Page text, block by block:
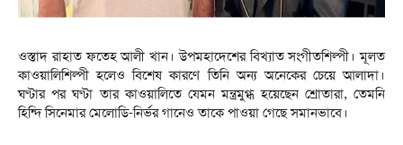
ওস্তাদ রাহাত ফতেহ আলী খান। উপমহাদেশের বিখ্যাত সংগীতশিল্পী। মূলত
কাওয়ালিশিল্পী হলেও বিশেষ কারণে তিনি অন্য অনেকের চেয়ে আলাদা।
ঘণ্টার পর ঘণ্টা তার কাওয়ালিতে যেমন মন্ত্রমুগ্ধ হয়েছেন শ্রোতারা, তেমনি
হিন্দি সিনেমার মেলোডি-নির্ভর গানেও তাকে পাওয়া গেছে সমানভাবে।